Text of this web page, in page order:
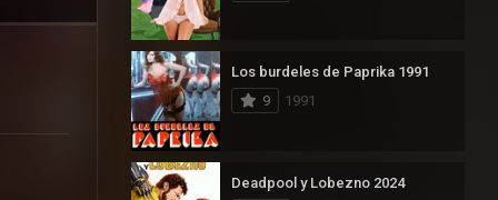
Los burdeles de Paprika 1991
9
1991
Deadpool y Lobezno 2024